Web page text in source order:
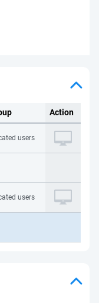
Action
users
users